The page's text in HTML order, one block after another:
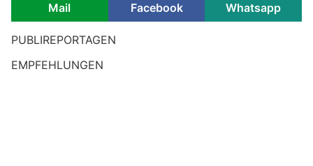
Mail
Facebook Whatsapp
PUBLIREPORTAGEN
EMPFEHLUNGEN